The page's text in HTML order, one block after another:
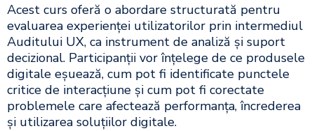
Acest curs oferă o abordare structurată pentru
evaluarea experienței utilizatorilor prin intermediul
Auditului UX, ca instrument de analiză și suport
decizional. Participanții vor înțelege de ce produsele
digitale eșuează, cum pot fi identificate punctele
critice de interacțiune și cum pot fi corectate
problemele care afectează performanța, încrederea
și utilizarea soluțiilor digitale.